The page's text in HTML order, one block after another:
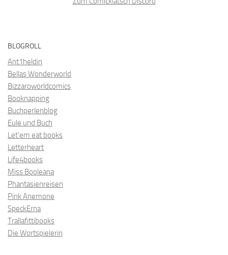
BLOGROLL
Ant1heldin
Bellas Wonderworld
Bizzaroworldcomics
Booknapping
Buchperlenblog
Eule und Buch
Let’em eat books
Letterheart
Life4books
Miss Booleana
Phantasienreisen
Pink Anemone
SpeckErna
Trallafittibooks
Die Wortspielerin